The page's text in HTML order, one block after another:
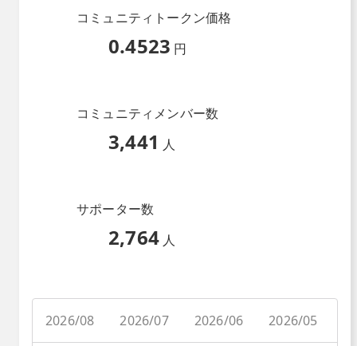
コミュニティトークン価格
0.4523 円
コミュニティメンバー数
3,441 人
サポーター数
2,764 人
2026/08 2026/07 2026/06 2026/05